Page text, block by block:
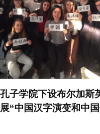
子学院下设布尔加斯
“中国汉字演变和中